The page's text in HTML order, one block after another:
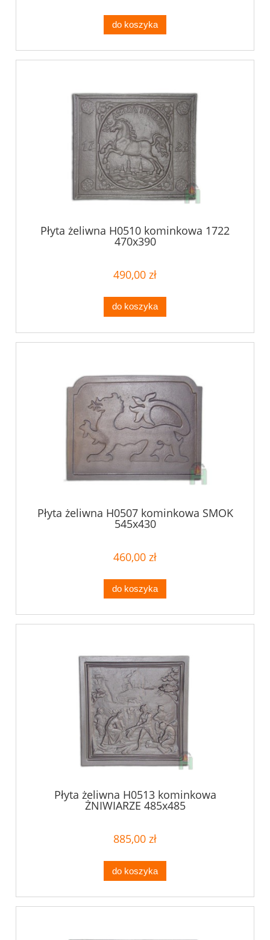
do koszyka
Płyta żeliwna H0510 kominkowa 1722
470x390
490,00 zł
do koszyka
Płyta żeliwna H0507 kominkowa SMOK
545x430
460,00 zł
do koszyka
Płyta żeliwna H0513 kominkowa
ŻNIWIARZE 485x485
885,00 zł
do koszyka